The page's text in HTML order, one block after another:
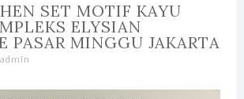
SET MOTIF KAYU
ELYSIAN
PASAR MINGGU JAKARTA
admin